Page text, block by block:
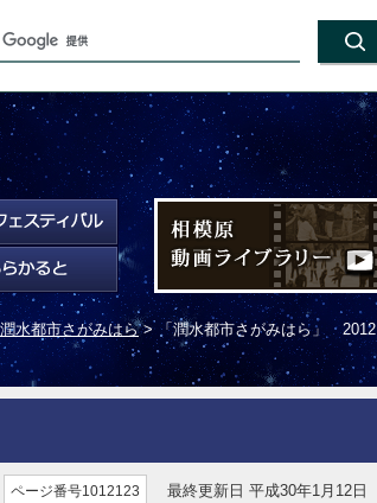
水都市さがみはら> 「潤水都市さがみはら」 2012
ページ番号1012123 最終更新日 平成30年1月12日